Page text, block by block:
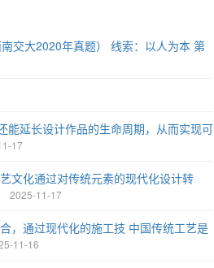
交大2020年真题） 线索：以人为本 第
能延长设计作品的生命周期，从而实现可
17
文化通过对传统元素的现代化设计转
2025-11-17
，通过现代化的施工技 中国传统工艺是
11-16